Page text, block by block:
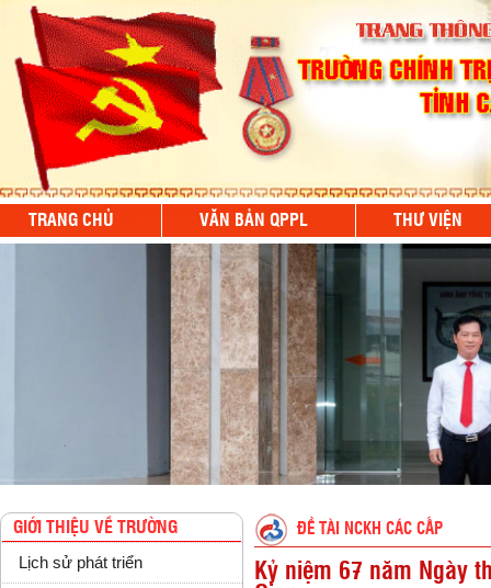
TRANG CHỦ VĂN BẢN QPPL THƯ VIỆN
GIỚI THIỆU VỀ TRƯỜNG
Lịch sử phát triển
ĐỀ TÀI NCKH CÁC CẤP
Kỷ niệm 67 năm Ngày